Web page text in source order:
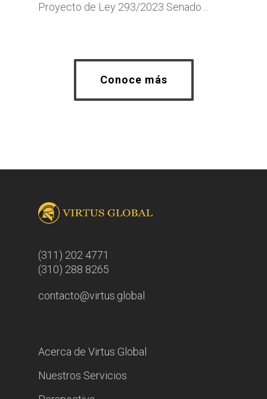
Proyecto de Ley 293/2023 Senado…
Conoce más
(311) 202 4771
(310) 288 8265
contacto@virtus.global
Acerca de Virtus Global
Nuestros Servicios